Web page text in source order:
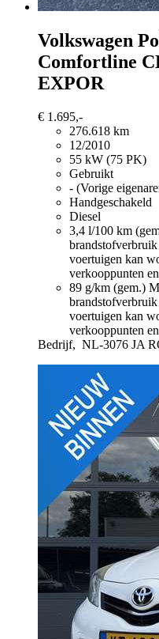
Volkswagen
Comfortline
EXPOR
€ 1.695,-
276.618 km
12/2010
55 kW (75 PK)
Gebruikt
- (Vorige
Handgeschakeld
Diesel
3,4 l/100 km
voertuigen kan
verkooppunten
89 g/km (gem.)
voertuigen kan
verkooppunten
Bedrijf, NL-3076 JA